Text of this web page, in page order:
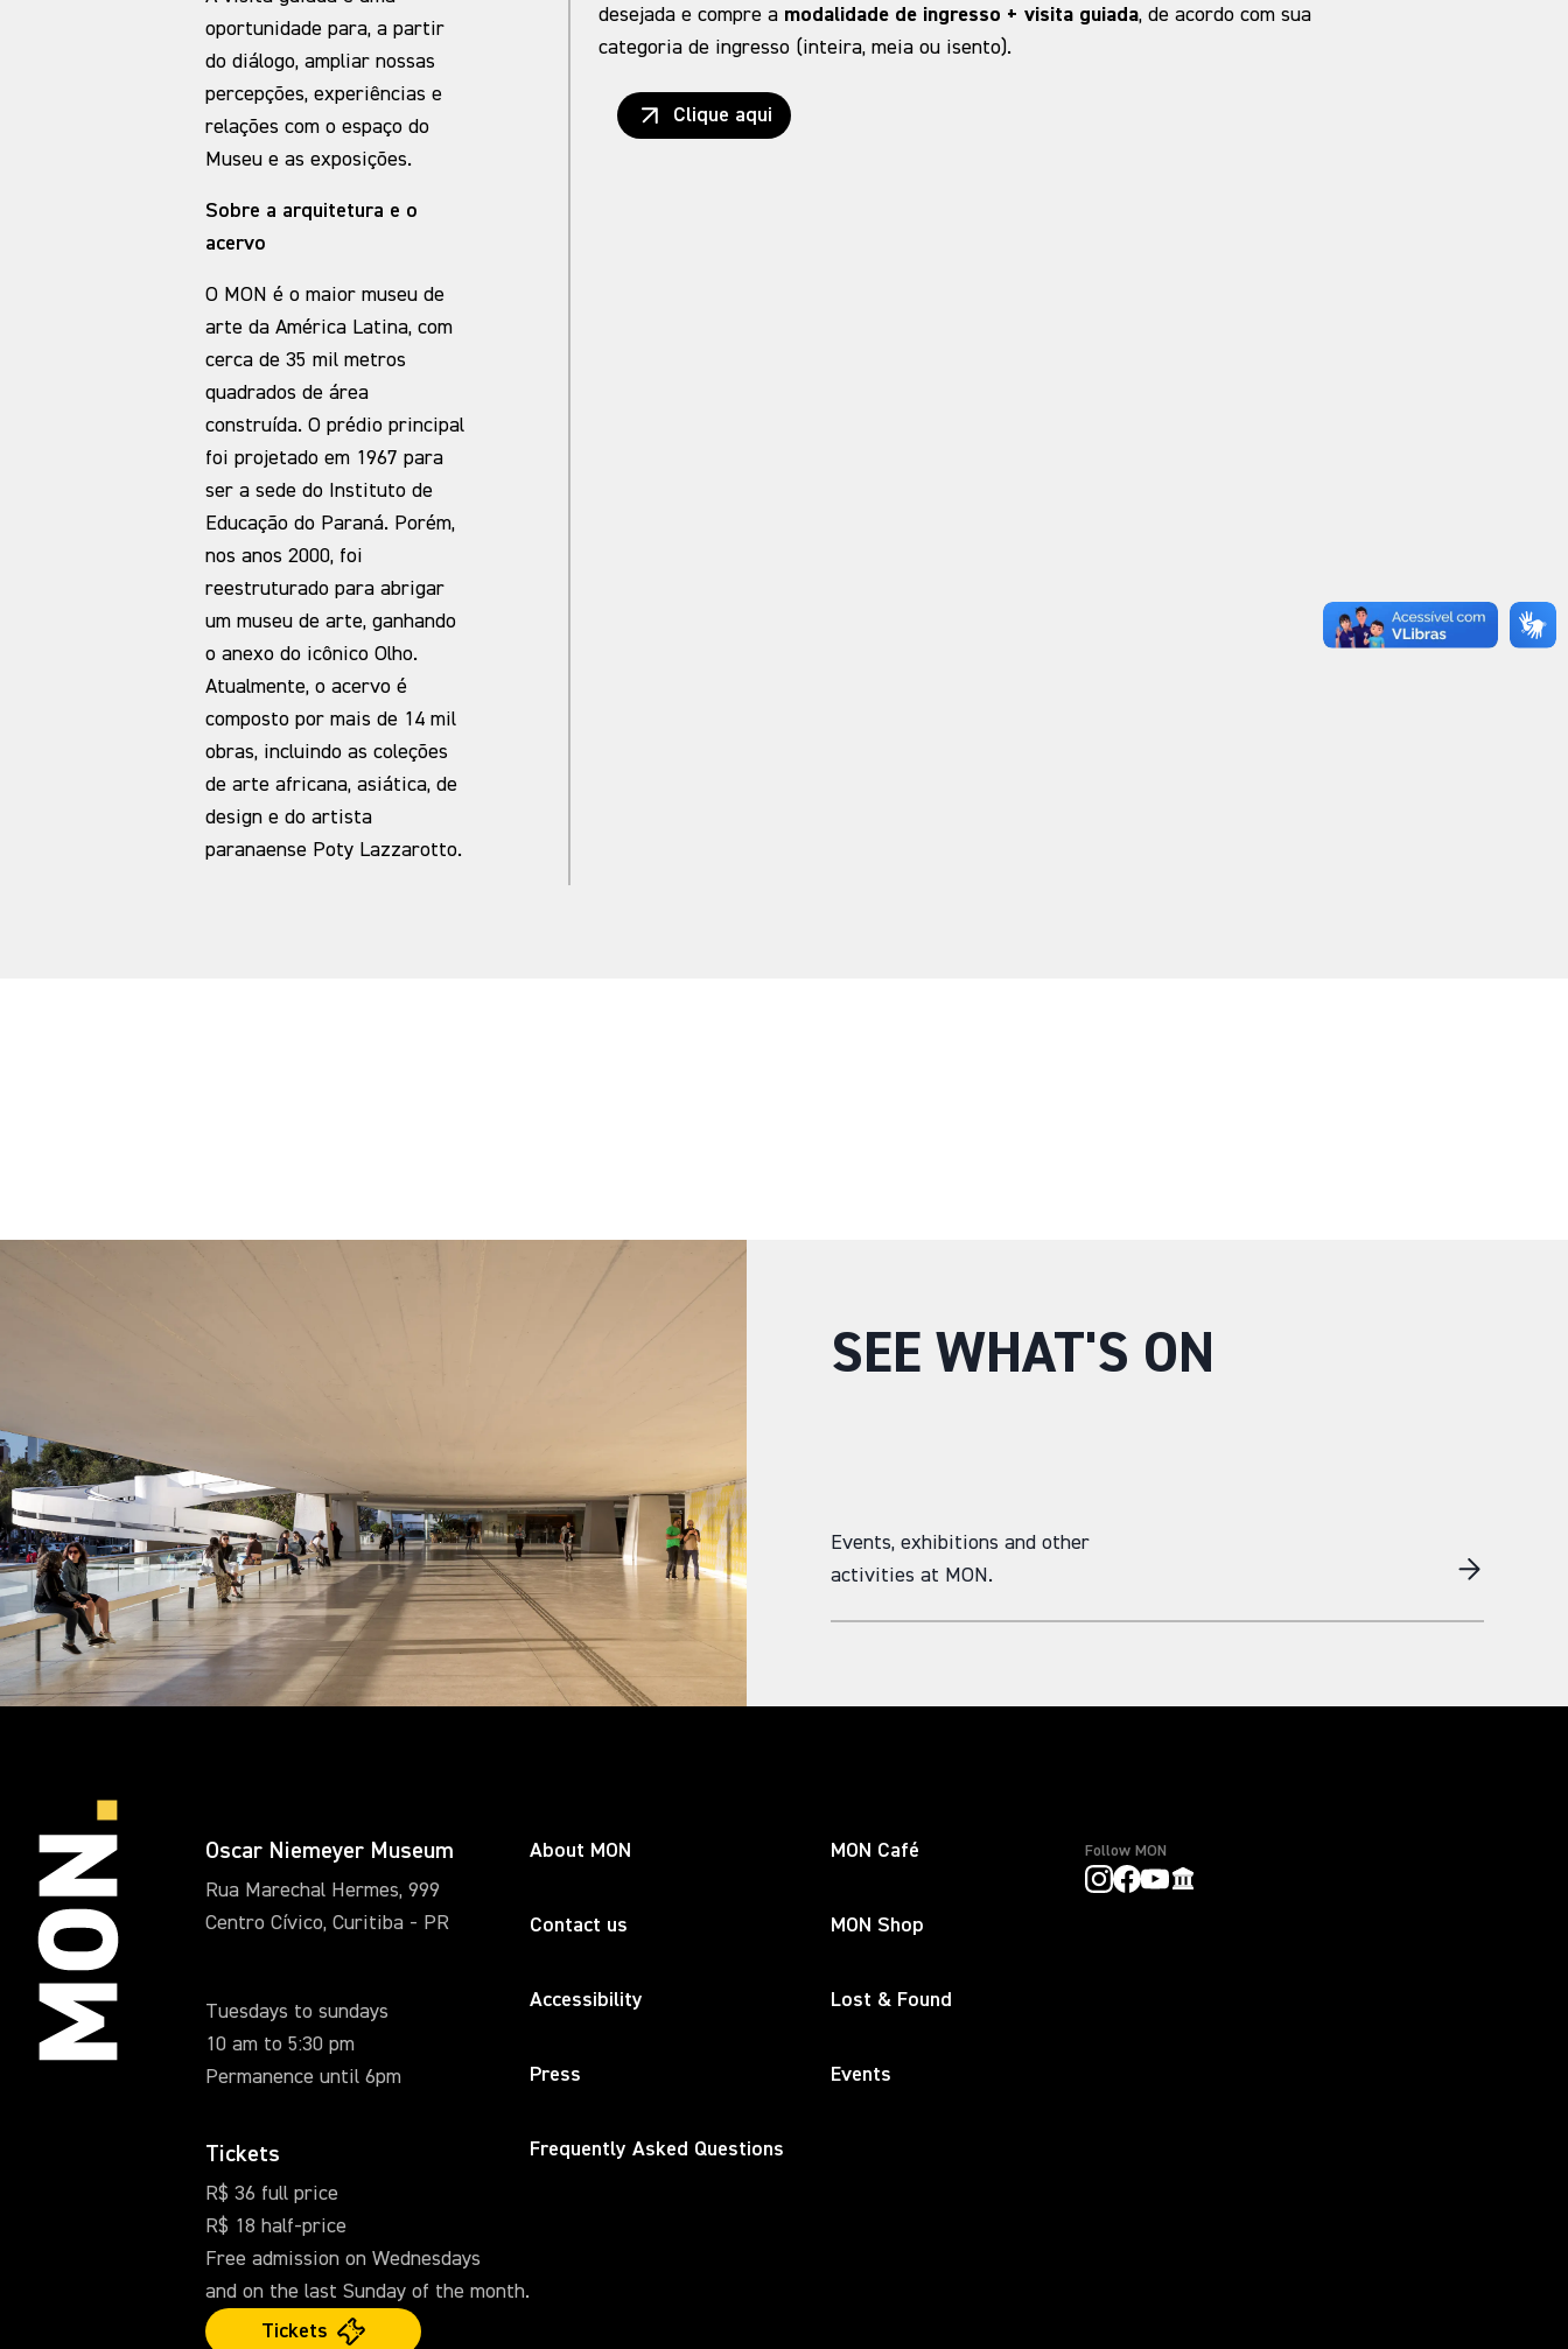
oportunidade para, a partir
do diálogo, ampliar nossas
percepções, experiências e
relações com o espaço do
Museu e as exposições.
Sobre a arquitetura e o
acervo
O MON é o maior museu de
arte da América Latina, com
cerca de 35 mil metros
quadrados de área
construída. O prédio principal
foi projetado em 1967 para
ser a sede do Instituto de
Educação do Paraná. Porém,
nos anos 2000, foi
reestruturado para abrigar
um museu de arte, ganhando
o anexo do icônico Olho.
Atualmente, o acervo é
composto por mais de 14 mil
obras, incluindo as coleções
de arte africana, asiática, de
design e do artista
paranaense Poty Lazzarotto.
desejada e compre a modalidade de ingresso + visita guiada, de acordo com sua
categoria de ingresso (inteira, meia ou isento).
Clique aqui
SEE WHAT'S ON
Events, exhibitions and other
activities at MON.
Oscar Niemeyer Museum
Rua Marechal Hermes, 999
Centro Cívico, Curitiba - PR
Tuesdays to sundays
10 am to 5:30 pm
Permanence until 6pm
Tickets
R$ 36 full price
R$ 18 half-price
Free admission on Wednesdays
and on the last Sunday of the month.
Tickets
About MON
Contact us
Accessibility
Press
Frequently Asked Questions
MON Café
MON Shop
Lost & Found
Events
Follow MON